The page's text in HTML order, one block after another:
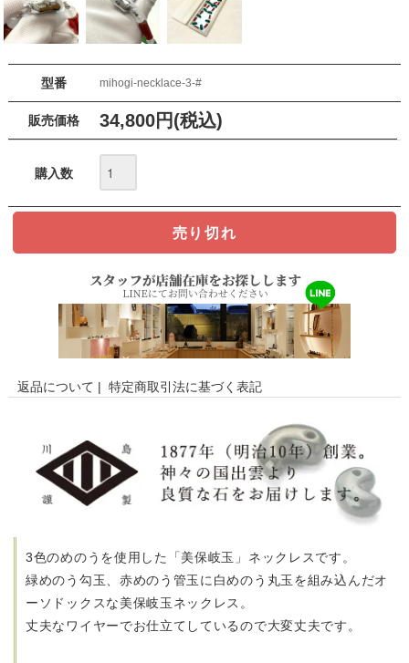
型番 mihogi-necklace-3-#
販売価格 34,800円(税込)
購入数
返品について | 特定商取引法に基づく表記
3色のめのうを使用した「美保岐玉」ネックレスです。
緑めのう勾玉、赤めのう管玉に白めのう丸玉を組み込んだオ
ーソドックスな美保岐玉ネックレス。
丈夫なワイヤーでお仕立てしているので大変丈夫です。